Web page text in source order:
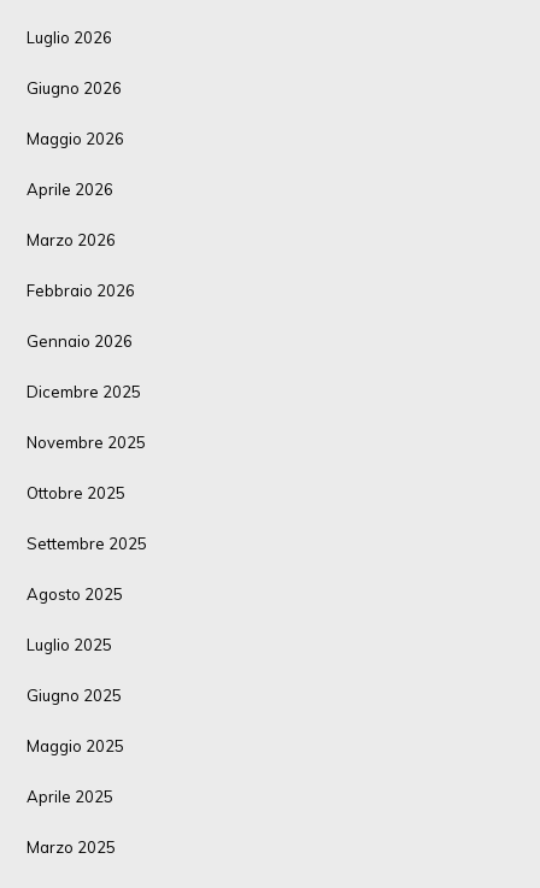
Luglio 2026
Giugno 2026
Maggio 2026
Aprile 2026
Marzo 2026
Febbraio 2026
Gennaio 2026
Dicembre 2025
Novembre 2025
Ottobre 2025
Settembre 2025
Agosto 2025
Luglio 2025
Giugno 2025
Maggio 2025
Aprile 2025
Marzo 2025